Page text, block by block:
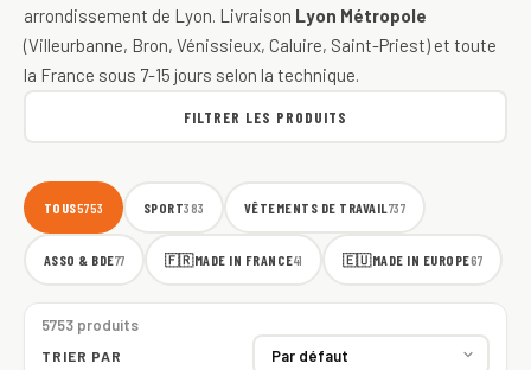
arrondissement de Lyon. Livraison Lyon Métropole
(Villeurbanne, Bron, Vénissieux, Caluire, Saint-Priest) et toute
la France sous 7-15 jours selon la technique.
FILTRER LES PRODUITS
TOUS5753 SPORT383 VÊTEMENTS DE TRAVAIL737
ASSO & BDE77 🇫🇷MADE IN FRANCE41 🇪🇺MADE IN EUROPE67
5753 produits
TRIER PAR